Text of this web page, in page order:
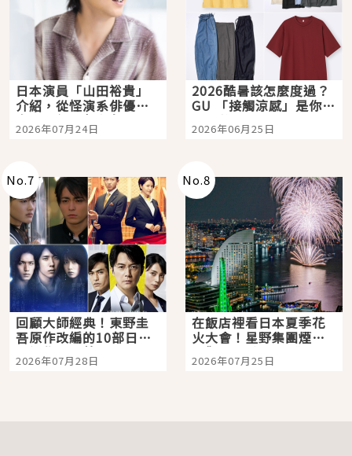
日本演員「山田裕貴」
介紹，從怪演系俳優走
向國民級日劇主角
2026年07月24日
2026酷暑該怎麼度過？
GU 「接觸涼感」是你的
夏日救星
2026年06月25日
No.7
回顧大師經典！東野圭
吾原作改編的10部日本
影視作品推薦
2026年07月28日
No.8
在飯店裡看日本夏季花
火大會！星野集團煙火
景觀飯店6選，讓你不用
人擠人悠閒欣賞
2026年07月25日